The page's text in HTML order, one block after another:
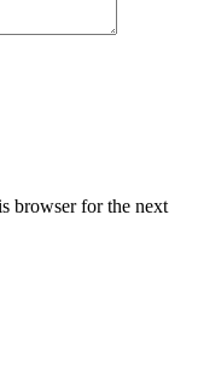
browser for the next